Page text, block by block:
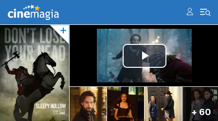
+ 60